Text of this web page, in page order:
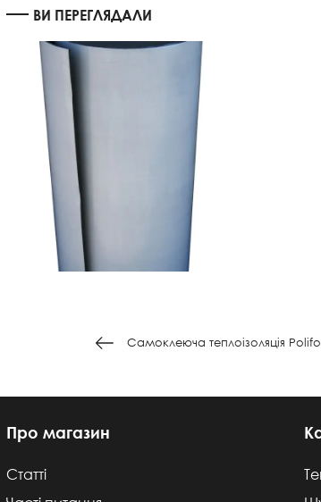
ВИ ПЕРЕГЛЯДАЛИ
Самоклеюча теплоізоляція
Про магазин
Статті